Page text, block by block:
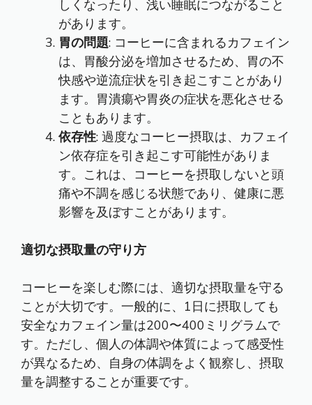
しくなったり、浅い睡眠につながること
があります。
胃の問題: コーヒーに含まれるカフェイン
は、胃酸分泌を増加させるため、胃の不
快感や逆流症状を引き起こすことがあり
ます。胃潰瘍や胃炎の症状を悪化させる
こともあります。
依存性: 過度なコーヒー摂取は、カフェイ
ン依存症を引き起こす可能性がありま
す。これは、コーヒーを摂取しないと頭
痛や不調を感じる状態であり、健康に悪
影響を及ぼすことがあります。
適切な摂取量の守り方
コーヒーを楽しむ際には、適切な摂取量を守る
ことが大切です。一般的に、1日に摂取しても
安全なカフェイン量は200〜400ミリグラムで
す。ただし、個人の体調や体質によって感受性
が異なるため、自身の体調をよく観察し、摂取
量を調整することが重要です。